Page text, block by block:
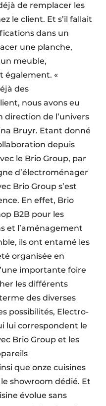
de remplacer les
le client. Et s’il fallait
dans un
une planche,
meuble,
également. «
des
nous avons eu
direction de l’univers
Bruyr. Etant donné
depuis
le Brio Group, par
d’électroménager
Brio Group s’est
En effet, Brio
B2B pour les
et l’aménagement
ils ont entamé les
organisée en
importante foire
les différents
des diverses
possibilités, Electro-
lui correspondent le
Brio Group et les
que onze cuisines
showroom dédié. Et
évolue sans